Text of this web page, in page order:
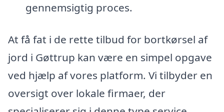
gennemsigtig proces.
At få fat i de rette tilbud for bortkørsel af
jord i Gøttrup kan være en simpel opgave
ved hjælp af vores platform. Vi tilbyder en
oversigt over lokale firmaer, der